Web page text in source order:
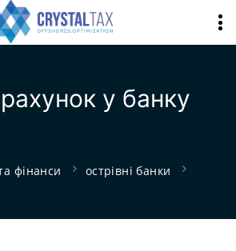
у банку
фінанси
острівні банки